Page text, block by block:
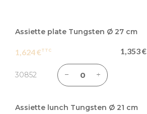
du
groupé
Assiette plate Tungsten Ø 27 cm
1,624 € 1,353 €
30852
Assiette lunch Tungsten Ø 21 cm